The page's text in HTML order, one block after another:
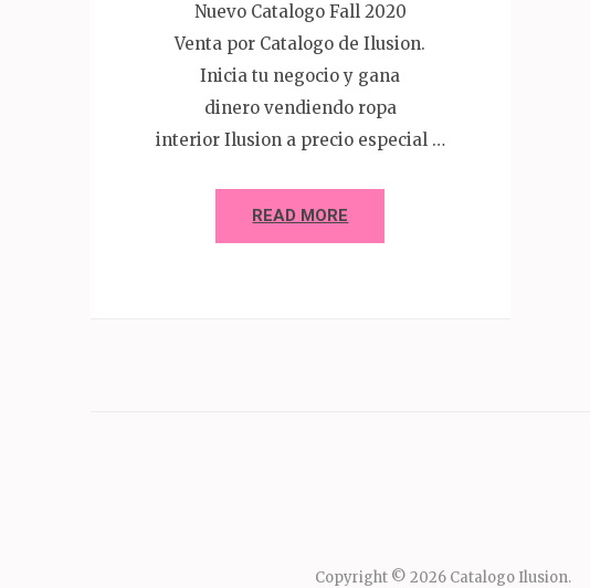
Nuevo Catalogo Fall 2020
Venta por Catalogo de Ilusion.
Inicia tu negocio y gana
dinero vendiendo ropa
interior Ilusion a precio especial …
READ MORE
Copyright © 2026 Catalogo Ilusion.